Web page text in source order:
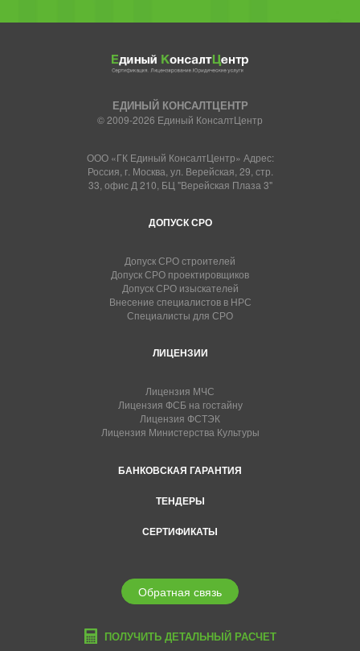
ЕДИНЫЙ КОНСАЛТЦЕНТР
© 2009-2026 Единый КонсалтЦентр
ООО «ГК Единый КонсалтЦентр» Адрес:
Россия, г. Москва, ул. Верейская, 29, стр.
33, офис Д 210, БЦ "Верейская Плаза 3"
ДОПУСК СРО
Допуск СРО строителей
Допуск СРО проектировщиков
Допуск СРО изыскателей
Внесение специалистов в НРС
Специалисты для СРО
ЛИЦЕНЗИИ
Лицензия МЧС
Лицензия ФСБ на гостайну
Лицензия ФСТЭК
Лицензия Министерства Культуры
БАНКОВСКАЯ ГАРАНТИЯ
ТЕНДЕРЫ
СЕРТИФИКАТЫ
Обратная связь
ПОЛУЧИТЬ ДЕТАЛЬНЫЙ РАСЧЕТ